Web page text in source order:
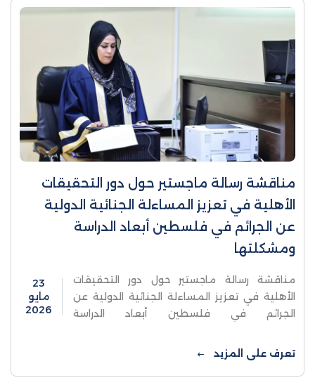
مناقشة رسالة ماجستير حول دور التحقيقات
الأهلية في تعزيز المساءلة الجنائية الدولية
عن الجرائم في فلسطين أبعاد الدراسة
ومشكلتها
مناقشة رسالة ماجستير حول دور التحقيقات
الأهلية في تعزيز المساءلة الجنائية الدولية عن
الجرائم في فلسطين أبعاد الدراسة
العلمي في جامعة الاستقلال يوم السبت رسالة ...
23
مايو
2026
تعرف على المزيد